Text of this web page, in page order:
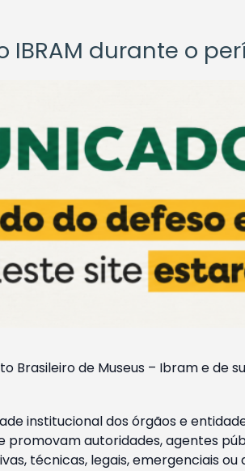
durante o
Brasileiro de Museus – Ibram e de
institucional dos órgãos e
autoridades, agentes
técnicas, legais, emergenciais